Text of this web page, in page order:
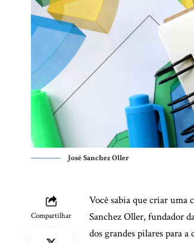
José Sanchez Oller
Compartilhar
Você sabia que criar uma
Sanchez Oller, fundador
dos grandes pilares para